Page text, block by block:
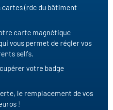
cartes (rdc du bâtiment
carte magnétique
vous permet de régler vos
selfs.
votre badge
le remplacement de vos
!